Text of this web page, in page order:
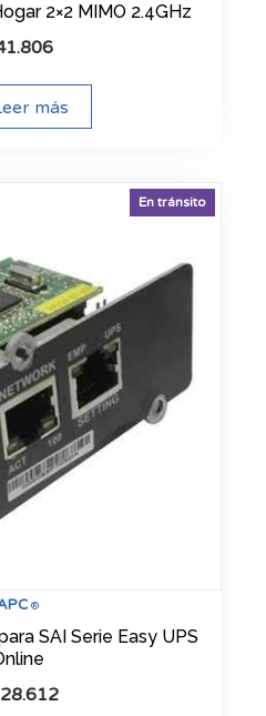
2×2 MIMO 2.4GHz
más
®
En tránsito
SAI Serie Easy UPS